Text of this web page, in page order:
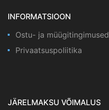
INFORMATSIOON
Ostu- ja müügitingimused
Privaatsuspoliitika
JÄRELMAKSU VÕIMALUS